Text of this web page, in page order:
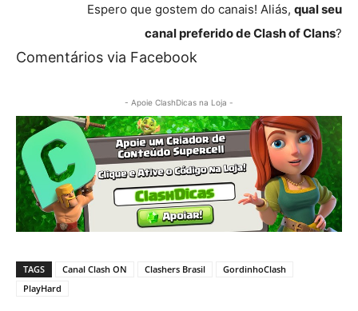
Espero que gostem do canais! Aliás, qual seu
canalpreferidode Clash of Clans?
Comentários via Facebook
- Apoie ClashDicas na Loja -
TAGS Canal Clash ON Clashers Brasil
GordinhoClash
PlayHard